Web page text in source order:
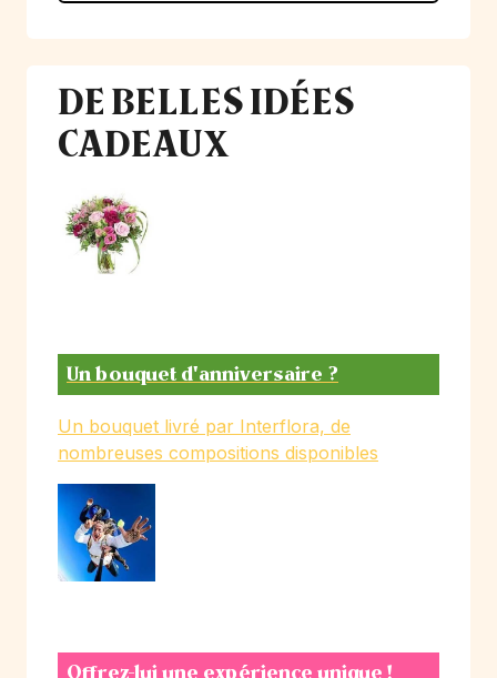
DE BELLES IDÉES
CADEAUX
Un bouquet d'anniversaire ?
Un bouquet livré par Interflora, de
nombreuses compositions disponibles